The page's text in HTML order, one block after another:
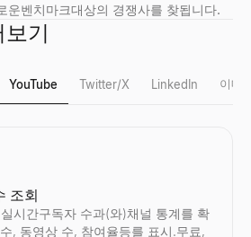
운벤치마크대상의 경쟁사를 찾됩니다.
기
YouTube Twitter/X LinkedIn 이메
워 확인
워를 즉시 감지.무료도구에서 참여율, 팔
확인
를 즉시 감지.무료도구에서 참여율, 팔로
조회
시간구독자 수과(와)채널 통계를 확
, 동영상 수, 참여율등를 표시.무료,